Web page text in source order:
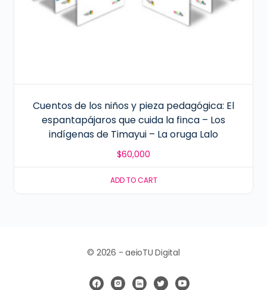
Cuentos de los niños y pieza pedagógica: El
espantapájaros que cuida la finca – Los
indígenas de Timayui – La oruga Lalo
$60,000
ADD TO CART
© 2026 - aeioTU Digital